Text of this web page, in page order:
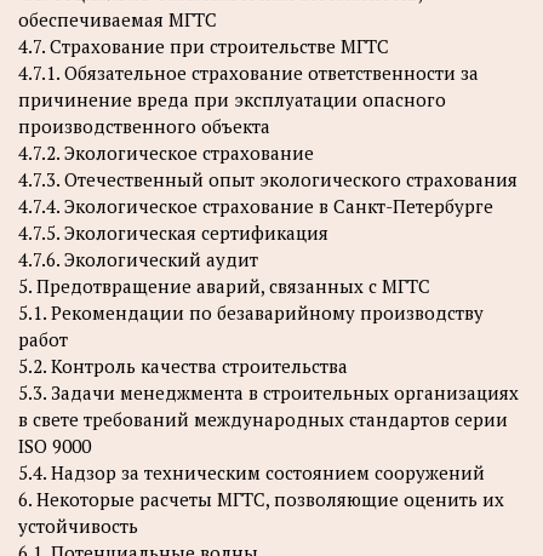
обеспечиваемая МГТС
4.7. Страхование при строительстве МГТС
4.7.1. Обязательное страхование ответственности за
причинение вреда при эксплуатации опасного
производственного объекта
4.7.2. Экологическое страхование
4.7.3. Отечественный опыт экологического страхования
4.7.4. Экологическое страхование в Санкт-Петербурге
4.7.5. Экологическая сертификация
4.7.6. Экологический аудит
5. Предотвращение аварий, связанных с МГТС
5.1. Рекомендации по безаварийному производству
работ
5.2. Контроль качества строительства
5.3. Задачи менеджмента в строительных организациях
в свете требований международных стандартов серии
ISO 9000
5.4. Надзор за техническим состоянием сооружений
6. Некоторые расчеты МГТС, позволяющие оценить их
устойчивость